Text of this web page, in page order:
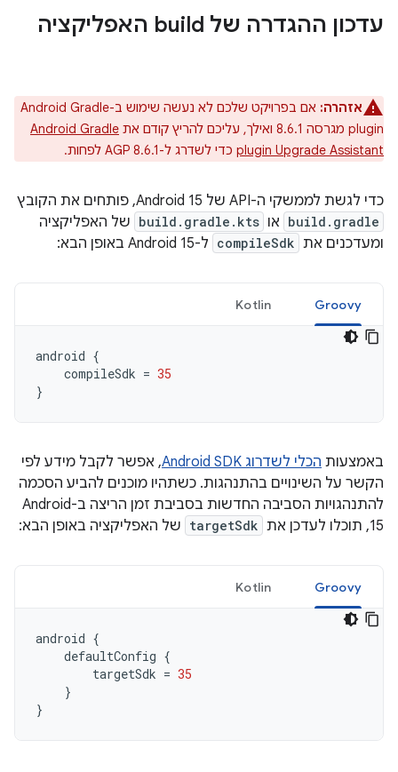
עדכון ההגדרה של build האפליקציה
אזהרה:
אם בפרויקט שלכם לא נעשה שימוש ב-Android Gradle
plugin מגרסה 8.6.1 ואילך, עליכם להריץ קודם את
Android Gradle
plugin Upgrade Assistant כדי לשדרג ל-AGP 8.6.1 לפחות.
כדי לגשת לממשקי ה-API של Android 15, פותחים את הקובץ
build.gradle או build.gradle.kts של האפליקציה
ומעדכנים את compileSdk ל-Android 15 באופן הבא:
Groovy
Kotlin
android {
compileSdk = 35
}
באמצעות הכלי לשדרוג Android SDK
, אפשר לקבל מידע לפי
הקשר על השינויים בהתנהגות. כשתהיו מוכנים להביע הסכמה
להתנהגויות הסביבה החדשות בסביבת זמן הריצה ב-Android
15, תוכלו לעדכן את
targetSdk של האפליקציה באופן הבא:
Groovy
Kotlin
android {
defaultConfig {
targetSdk = 35
}
}